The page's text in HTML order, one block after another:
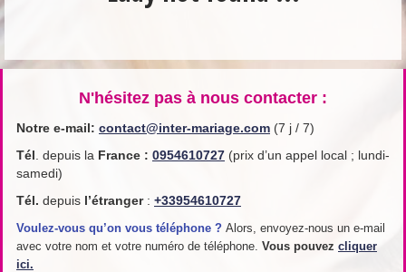
N'hésitez pas à nous contacter :
Notre e-mail: contact@inter-mariage.com (7 j / 7)
Tél . depuis la France : 0954610727 (prix d’un appel local ; lundi-
samedi)
Tél. depuis l’étranger: +33954610727
Voulez-vous qu’on vous téléphone ? Alors, envoyez-nous un e-mail
avec votre nom et votre numéro de téléphone. Vous pouvez cliquer
ici.